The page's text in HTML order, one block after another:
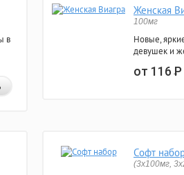
в
Женская
100мг
Новые,
девушек и
от 116Р
Софт
(3x100мг,